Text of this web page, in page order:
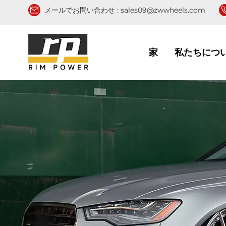
メールでお問い合わせ : sales09@zwwheels.com
家 私たちにつ